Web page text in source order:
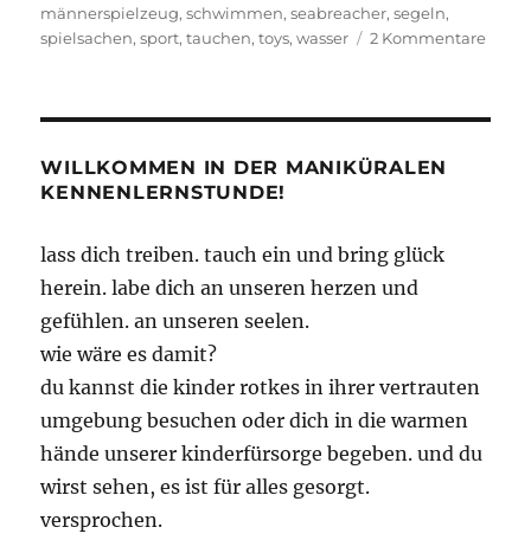
männerspielzeug,schwimmen,seabreacher,segeln,
spielsachen,sport,tauchen,toys,wasser 2 Kommentarezu
WILLKOMMEN IN DER MANIKÜRALEN
KENNENLERNSTUNDE!
lass dich treiben. tauch ein und bring glück
herein. labe dich an unseren herzen und
gefühlen. an unseren seelen.
wie wäre es damit?
du kannst die kinder rotkes in ihrer vertrauten
umgebung besuchen oder dich in die warmen
hände unserer kinderfürsorge begeben. und du
wirst sehen, es ist für alles gesorgt.
versprochen.